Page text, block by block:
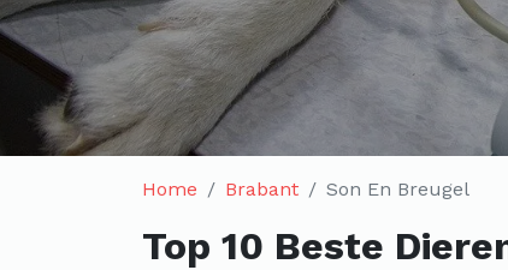
Home Brabant Son En Breugel
Top 10 Beste